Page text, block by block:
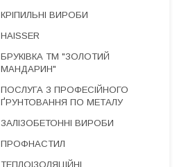
КРІПИЛЬНІ ВИРОБИ
HAISSER
БРУКІВКА ТМ "ЗОЛОТИЙ
МАНДАРИН"
ПОСЛУГА З ПРОФЕСІЙНОГО
ҐРУНТОВАННЯ ПО МЕТАЛУ
ЗАЛІЗОБЕТОННІ ВИРОБИ
ПРОФНАСТИЛ
ТЕПЛОІЗОЛЯЦІЙНІ